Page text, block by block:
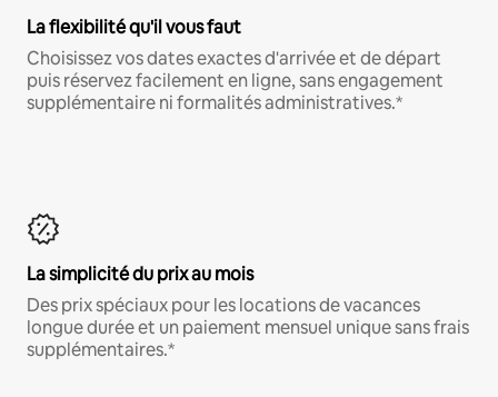
La flexibilité qu'il vous faut
Choisissez vos dates exactes d'arrivée et de départ
puis réservez facilement en ligne, sans engagement
supplémentaire ni formalités administratives.*
La simplicité du prix au mois
Des prix spéciaux pour les locations de vacances
longue durée et un paiement mensuel unique sans frais
supplémentaires.*